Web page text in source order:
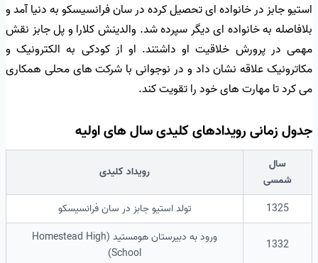
استیو جابز در خانواده ای تحصیل کرده در سان فرانسیسکو به دنیا آمد و
بلافاصله به خانواده ای دیگر سپرده شد. والدینش کلارا و پل جابز نقش
مهمی در پرورش خلاقیت او داشتند. او از کودکی به الکترونیک و
مکاترونیک علاقه نشان داد و در نوجوانی با شرکت های محلی همکاری
می کرد تا مهارت های خود را تقویت کند.
جدول زمانی رویدادهای کلیدی سال های اولیه
سال
شمسی
رویداد کلیدی
1325 تولد استیو جابز در سان فرانسیسکو
1332
ورود به دبیرستان هومستید (Homestead High
School)